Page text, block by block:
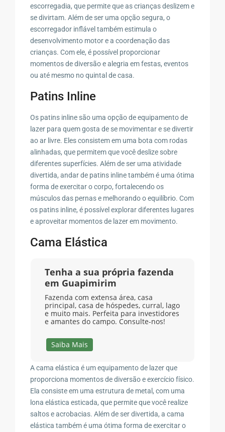
escorregadia, que permite que as crianças deslizem e
se divirtam. Além de ser uma opção segura, o
escorregador inflável também estimula o
desenvolvimento motor e a coordenação das
crianças. Com ele, é possível proporcionar
momentos de diversão e alegria em festas, eventos
ou até mesmo no quintal de casa.
Patins Inline
Os patins inline são uma opção de equipamento de
lazer para quem gosta de se movimentar e se divertir
ao ar livre. Eles consistem em uma bota com rodas
alinhadas, que permitem que você deslize sobre
diferentes superfícies. Além de ser uma atividade
divertida, andar de patins inline também é uma ótima
forma de exercitar o corpo, fortalecendo os
músculos das pernas e melhorando o equilíbrio. Com
os patins inline, é possível explorar diferentes lugares
e aproveitar momentos de lazer em movimento.
Cama Elástica
Tenha a sua própria fazenda
em Guapimirim
Fazenda com extensa área, casa
principal, casa de hóspedes, curral, lago
e muito mais. Perfeita para investidores
e amantes do campo. Consulte-nos!
Saiba Mais
A cama elástica é um equipamento de lazer que
proporciona momentos de diversão e exercício físico.
Ela consiste em uma estrutura de metal, com uma
lona elástica esticada, que permite que você realize
saltos e acrobacias. Além de ser divertida, a cama
elástica também é uma ótima forma de exercitar o